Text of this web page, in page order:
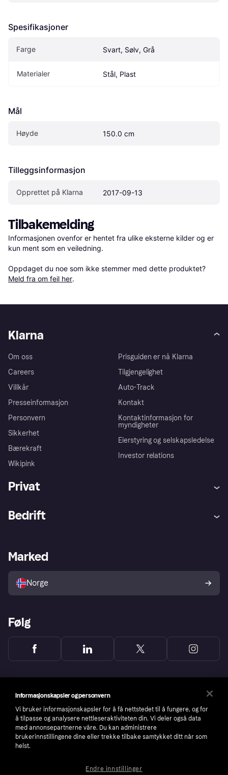
Spesifikasjoner
Farge Svart, Sølv, Grå
Materialer Stål, Plast
Mål
Høyde 150.0 cm
Tilleggsinformasjon
Opprettet på Klarna 2017-09-13
Tilbakemelding
Informasjonen ovenfor er hentet fra ulike eksterne kilder og er
kun ment som en veiledning.
Oppdaget du noe som ikke stemmer med dette produktet?
Meld fra om feil her.
Klarna
Om oss
Careers
Villkår
Presseinformasjon
Personvern
Sikkerhet
Bærekraft
Wikipink
Prisguiden er nå Klarna
Tilgjengelighet
Auto-Track
Kontakt
Kontaktinformasjon for
myndigheter
Eierstyring og selskapsledelse
Investor relations
Privat
Utforsk butikker
Bedrift
Merchant portal
Marked
Norge
Følg
Informasjonskapsler og personvern
Vi bruker informasjonskapsler for å få nettstedet til å fungere, og for
å tilpasse og analysere nettleseraktiviteten din. Vi deler også data
med annonsepartnerne våre. Du kan administrere
brukerinnstillingene dine eller trekke tilbake samtykket ditt når som
helst.
Endre innstillinger